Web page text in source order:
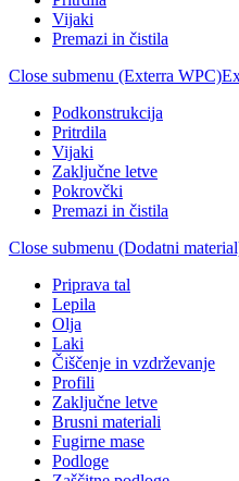
Vijaki
Premazi in čistila
Close submenu (Exterra WPC)
Podkonstrukcija
Pritrdila
Vijaki
Zaključne letve
Pokrovčki
Premazi in čistila
Close submenu (Dodatni
Priprava tal
Lepila
Olja
Laki
Čiščenje in vzdrževanje
Profili
Zaključne letve
Brusni materiali
Fugirne mase
Podloge